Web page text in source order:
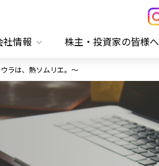
社情報 株主・投資家の皆様へ
ラは、熱ソムリエ。～